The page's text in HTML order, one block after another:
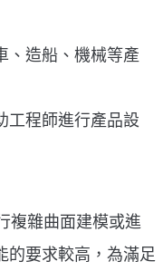
、造船、機械等產
工程師進行產品設
複雜曲面建模或進
的要求較高，為滿足